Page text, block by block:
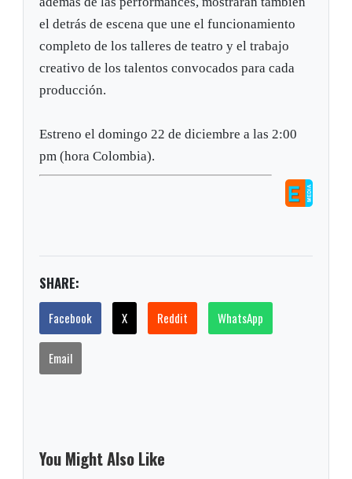
el detrás de escena que une el funcionamiento
completo de los talleres de teatro y el trabajo
creativo de los talentos convocados para cada
producción.
Estreno el domingo 22 de diciembre a las 2:00
pm (hora Colombia).
SHARE:
Facebook X Reddit WhatsApp
Email
You Might Also Like